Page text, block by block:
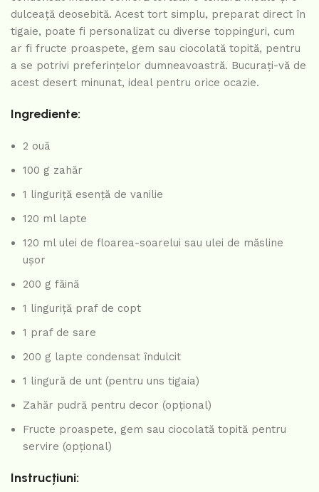
dulceață deosebită. Acest tort simplu, preparat direct în
tigaie, poate fi personalizat cu diverse toppinguri, cum
ar fi fructe proaspete, gem sau ciocolată topită, pentru
a se potrivi preferințelor dumneavoastră. Bucurați-vă de
acest desert minunat, ideal pentru orice ocazie.
Ingrediente:
2 ouă
100 g zahăr
1 linguriță esență de vanilie
120 ml lapte
120 ml ulei de floarea-soarelui sau ulei de măsline
ușor
200 g făină
1 linguriță praf de copt
1 praf de sare
200 g lapte condensat îndulcit
1 lingură de unt (pentru uns tigaia)
Zahăr pudră pentru decor (opțional)
Fructe proaspete, gem sau ciocolată topită pentru
servire (opțional)
Instrucțiuni: